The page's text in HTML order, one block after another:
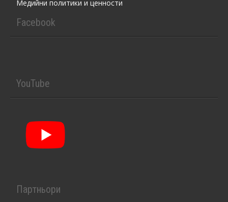
Медийни политики и ценности
Facebook
YouTube
Партньори